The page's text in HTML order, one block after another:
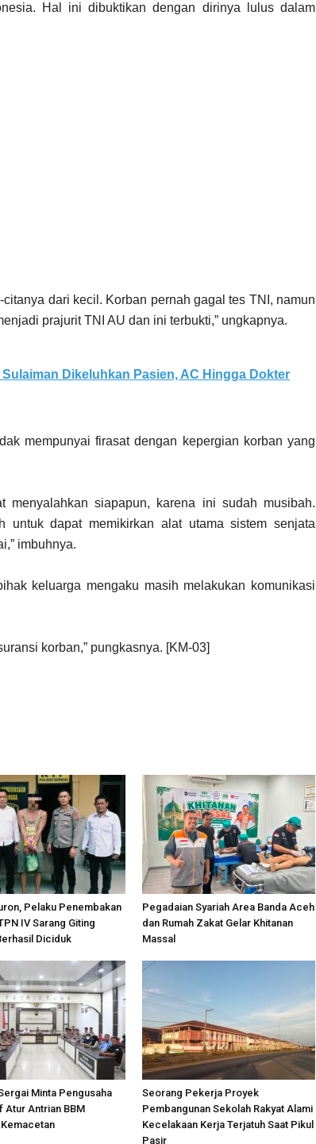
Hal ini dibuktikan dengan dirinya lulus dalam
dari kecil. Korban pernah gagal tes TNI, namun
prajurit TNI AU dan ini terbukti,” ungkapnya.
Dikeluhkan Pasien, AC Hingga Dokter
mempunyai firasat dengan kepergian korban yang
menyalahkan siapapun, karena ini sudah musibah.
untuk dapat memikirkan alat utama sistem senjata
imbuhnya.
keluarga mengaku masih melakukan komunikasi
korban,” pungkasnya. [KM-03]
Pelaku Penembakan
IV Sarang Giting
Diciduk
Pegadaian Syariah Area Banda Aceh
dan Rumah Zakat Gelar Khitanan
Massal
Minta Pengusaha
Atur Antrian BBM
Seorang Pekerja Proyek
Pembangunan Sekolah Rakyat Alami
Kecelakaan Kerja Terjatuh Saat Pikul
Pasir